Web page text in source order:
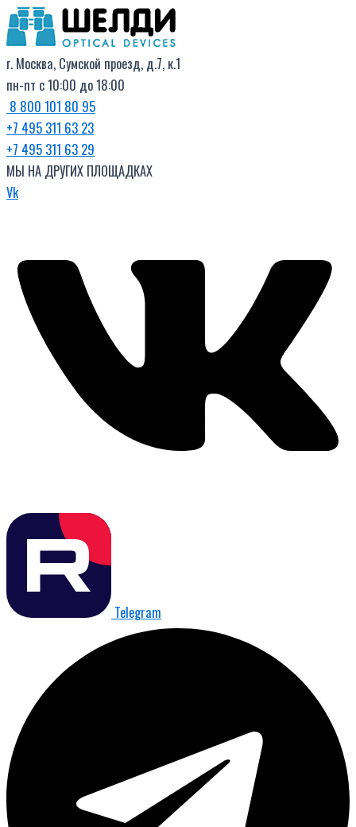
Перейти
к
содержимому
г. Москва, Сумской проезд, д.7, к.1
пн-пт с 10:00 до 18:00
8 800 101 80 95
+7 495 311 63 23
+7 495 311 63 29
МЫ НА ДРУГИХ ПЛОЩАДКАХ
Vk
Telegram
Поиск
товаров